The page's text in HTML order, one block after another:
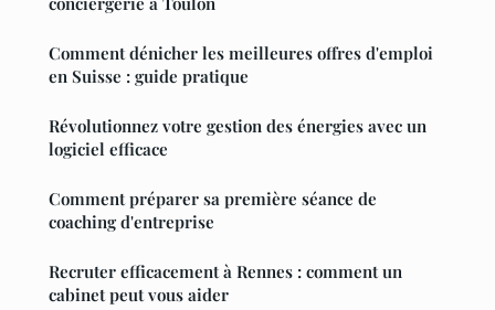
Comment dénicher les meilleures offres d'emploi
en Suisse : guide pratique
Révolutionnez votre gestion des énergies avec un
logiciel efficace
Comment préparer sa première séance de
coaching d'entreprise
Recruter efficacement à Rennes : comment un
cabinet peut vous aider